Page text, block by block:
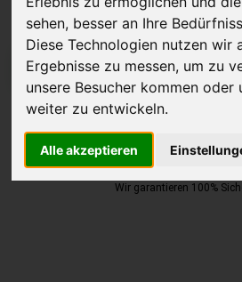
sehen, besser an Ihre
Diese Technologien nutzen wir
Ergebnisse zu messen, um zu
unsere Besucher kommen oder
weiter zu entwickeln.
Alle akzeptieren
JETZT KOSTENLOSE
Kostenloses Angebotfür den Ankauf
Abholung, auf Wunsch sofort Geld. Ihre
Wir garantieren 100%